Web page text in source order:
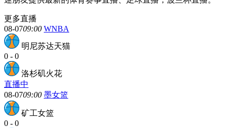
更多直播
08-0709:00 WNBA
明尼苏达天猫
0 - 0
洛杉矶火花
直播中
08-0709:00 墨女篮
矿工女篮
0 - 0